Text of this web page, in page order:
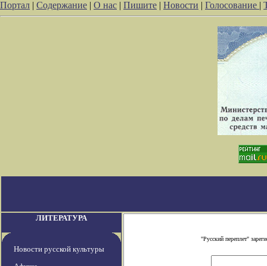
Портал | Содержание | О нас | Пишите | Новости | Голосование |
ЛИТЕРАТУРА
Новости русской культуры
"Русский переплет"